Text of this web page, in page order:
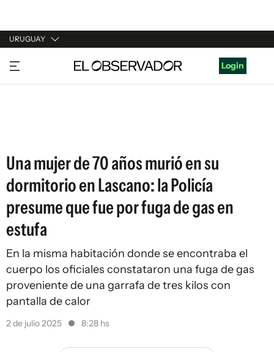
URUGUAY
URUGUAY
ARGENTINA
Login
Una mujer de 70 años murió en su
dormitorio en Lascano: la Policía
presume que fue por fuga de gas en
estufa
En la misma habitación donde se encontraba el
cuerpo los oficiales constataron una fuga de gas
proveniente de una garrafa de tres kilos con
pantalla de calor
2 de julio 2025 8:28 hs